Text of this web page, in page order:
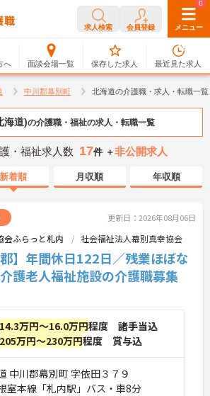
求人検索 会員登録 メニュー
へ 面談会場一覧
0
保存した求人
0
最近見た求人
中川郡幕別町 北海道の介護職・求人・転職一覧
海道)の介護職・福祉の求人・転職一覧
・福祉求人数 17件 ＋非公開求人
新着順 月収順 年収順
更新日：2026年08月06日
会ふらっと札内 社会福祉法人幕別真幸協会
郡】年間休日122日／残業ほぼな
護老人福祉施設の介護職募集
14.3万円～16.0万円程度 諸手当込
205万円～230万円程度 賞与込
中川郡幕別町 字依田３７９
室本線「札内駅」バス・車8分